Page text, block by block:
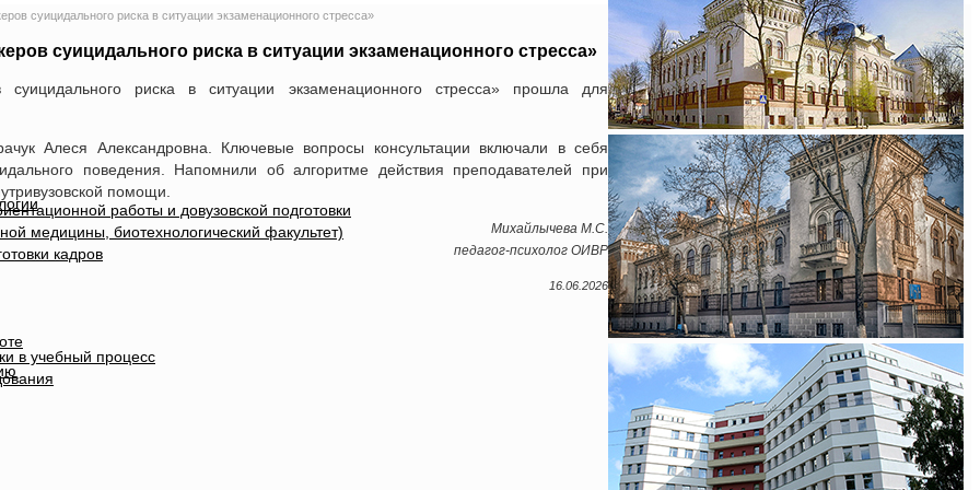
работы и довузовской подготовки
медицины, биотехнологический факультет)
кадров
в учебный процесс
суицидального риска в ситуации экзаменационного стресса»
суицидального риска в ситуации экзаменационного стресса»
риска в ситуации экзаменационного стресса» прошла для
Алеся Александровна. Ключевые вопросы консультации включали в себя
поведения. Напомнили об алгоритме действия преподавателей при
помощи.
Михайлычева М.С.
педагог-психолог ОИВР
16.06.2026